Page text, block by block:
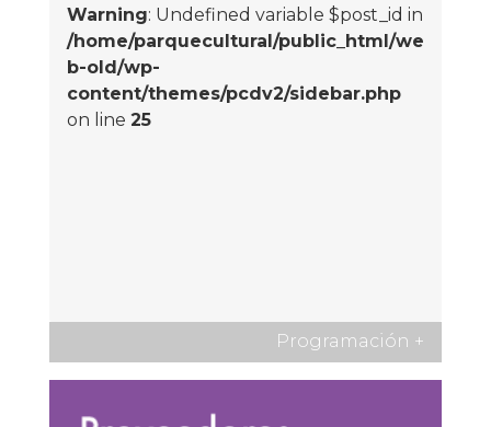
Warning: Undefined variable $post_id in
/home/parquecultural/public_html/we
b-old/wp-
content/themes/pcdv2/sidebar.php
on line 25
Programación +